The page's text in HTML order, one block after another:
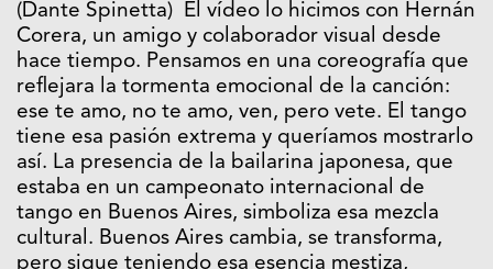
(Dante Spinetta) El vídeo lo hicimos con Hernán
Corera, un amigo y colaborador visual desde
hace tiempo. Pensamos en una coreografía que
reflejara la tormenta emocional de la canción:
ese te amo, no te amo, ven, pero vete. El tango
tiene esa pasión extrema y queríamos mostrarlo
así. La presencia de la bailarina japonesa, que
estaba en un campeonato internacional de
tango en Buenos Aires, simboliza esa mezcla
cultural. Buenos Aires cambia, se transforma,
pero sigue teniendo esa esencia mestiza,